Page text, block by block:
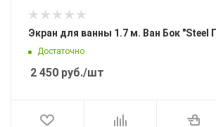
Экран для ванны 1.7 м. Ван Бок "Steel
Достаточно
2 450 руб./шт